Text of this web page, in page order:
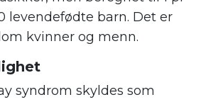
levendefødte barn. Det er
kvinner og menn.
syndrom skyldes som